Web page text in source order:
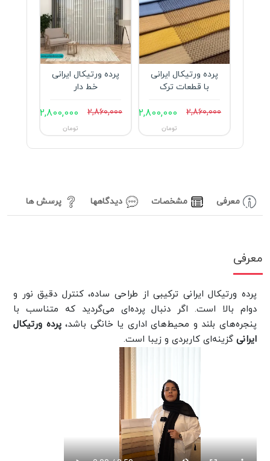
پرده ورتیکال ایرانی
با قطعات ترک
2,860,000
2,800,000
تومان
پرده ورتیکال ایرانی
خط دار
2,860,000
2,800,000
تومان
معرفی مشخصات دیدگاهها پرسش ها
معرفی
پرده ورتیکال ایرانی ترکیبی از طراحی ساده، کنترل دقیق نور و
دوام بالا است. اگر دنبال پرده‌ای می‌گردید که متناسب با
پنجره‌های بلند و محیط‌های اداری یا خانگی باشد،پرده ورتیکال
ایرانی گزینه‌ای کاربردی و زیبا است.